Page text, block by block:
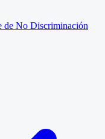
de No Discriminación